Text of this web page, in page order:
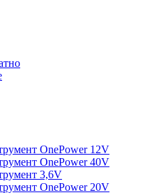
OnePower 12V
OnePower 40V
3,6V
OnePower 20V